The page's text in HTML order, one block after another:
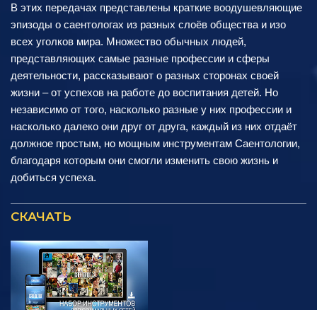
В этих передачах представлены краткие воодушевляющие
эпизоды о саентологах из разных слоёв общества и изо
всех уголков мира. Множество обычных людей,
представляющих самые разные профессии и сферы
деятельности, рассказывают о разных сторонах своей
жизни – от успехов на работе до воспитания детей. Но
независимо от того, насколько разные у них профессии и
насколько далеко они друг от друга, каждый из них отдаёт
должное простым, но мощным инструментам Саентологии,
благодаря которым они смогли изменить свою жизнь и
добиться успеха.
СКАЧАТЬ